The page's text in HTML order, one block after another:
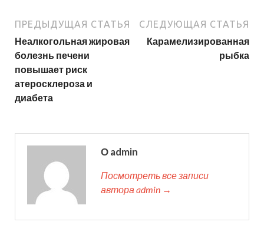
ПРЕДЫДУЩАЯ СТАТЬЯ
Неалкогольная жировая
болезнь печени
повышает риск
атеросклероза и
диабета
СЛЕДУЮЩАЯ СТАТЬЯ
Карамелизированная
рыбка
О admin
Посмотреть все записи
автора admin →